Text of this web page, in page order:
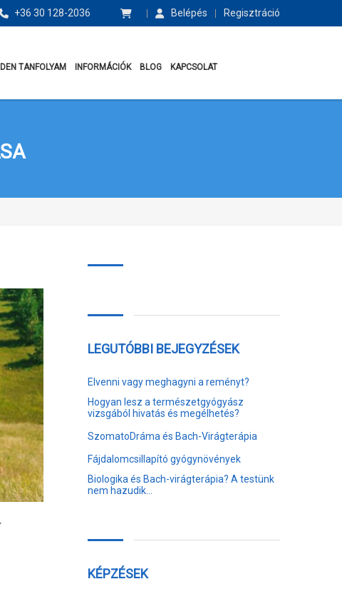
Belépés Regisztráció
+36 30 128-2036
TANFOLYAM INFORMÁCIÓK BLOG KAPCSOLAT
LEGUTÓBBI BEJEGYZÉSEK
Elvenni vagy meghagyni a reményt?
Hogyan lesz a természetgyógyász
vizsgából hivatás és megélhetés?
SzomatoDráma és Bach-Virágterápia
Fájdalomcsillapító gyógynövények
Biologika és Bach-virágterápia? A testünk
nem hazudik…
KÉPZÉSEK